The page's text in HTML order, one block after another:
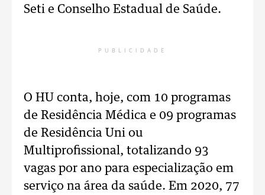
Seti e Conselho Estadual de Saúde.
PUBLICIDADE
O HU conta, hoje, com 10 programas
de Residência Médica e 09 programas
de Residência Uni ou
Multiprofissional, totalizando 93
vagas por ano para especialização em
serviço na área da saúde. Em 2020, 77